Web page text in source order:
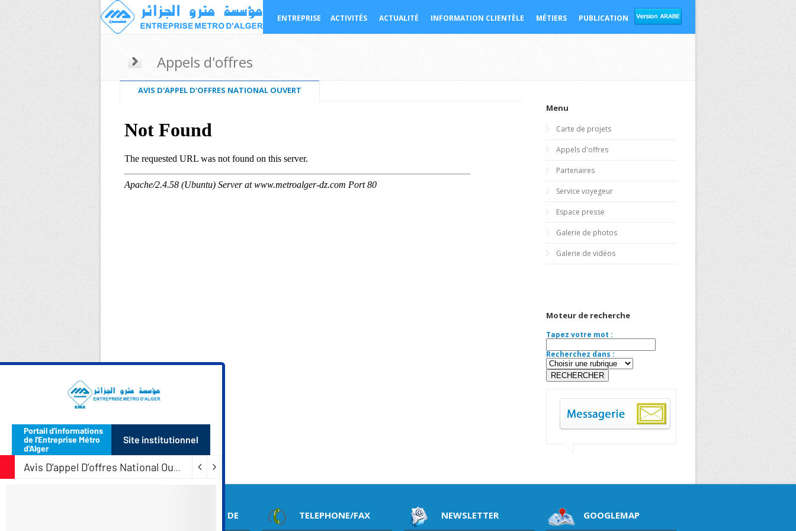
ENTREPRISE ACTIVITÉS ACTUALITÉ INFORMATION CLIENTÈLE MÉTIERS PUBLICATION
Appels d'offres
AVIS D'APPEL D'OFFRES NATIONAL OUVERT
Menu
Carte de projets
Appels d'offres
Partenaires
Service voyegeur
Espace presse
Galerie de photos
Galerie de vidéos
Moteur de recherche
Tapez votre mot :
Recherchez dans :
COORDONNEES DE TELEPHONE/FAX NEWSLETTER GOOGLEMAP